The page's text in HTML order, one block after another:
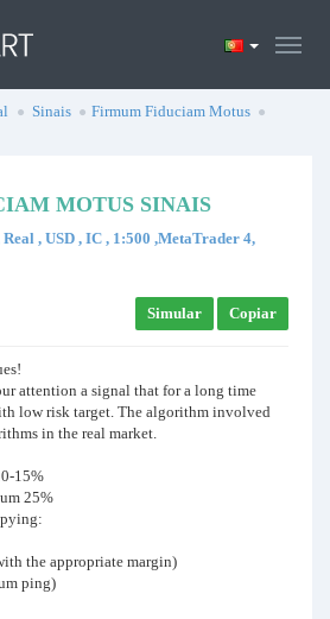
Sinais
Firmum Fiduciam Motus
MOTUS SINAIS
Real , USD , IC , 1:500 ,MetaTrader 4,
Simular Copiar
attention a signal that for a long time
low risk target. The algorithm involved
in the real market.
15%
25%
the appropriate margin)
ping)